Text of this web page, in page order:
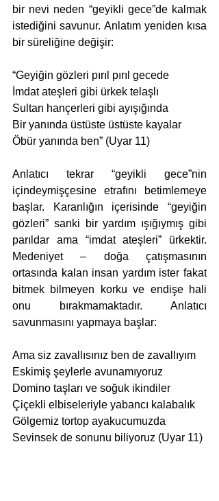
bir nevi neden “geyikli gece”de kalmak
istediğini savunur. Anlatım yeniden kısa
bir süreliğine değişir:
“Geyiğin gözleri pırıl pırıl gecede
İmdat ateşleri gibi ürkek telaşlı
Sultan hançerleri gibi ayışığında
Bir yanında üstüste üstüste kayalar
Öbür yanında ben” (Uyar 11)
Anlatıcı tekrar “geyikli gece”nin
içindeymişçesine etrafını betimlemeye
başlar. Karanlığın içerisinde “geyiğin
gözleri” sanki bir yardım ışığıymış gibi
parıldar ama “imdat ateşleri” ürkektir.
Medeniyet – doğa çatışmasının
ortasında kalan insan yardım ister fakat
bitmek bilmeyen korku ve endişe hali
onu bırakmamaktadır. Anlatıcı
savunmasını yapmaya başlar:
Ama siz zavallısınız ben de zavallıyım
Eskimiş şeylerle avunamıyoruz
Domino taşları ve soğuk ikindiler
Çiçekli elbiseleriyle yabancı kalabalık
Gölgemiz tortop ayakucumuzda
Sevinsek de sonunu biliyoruz (Uyar 11)